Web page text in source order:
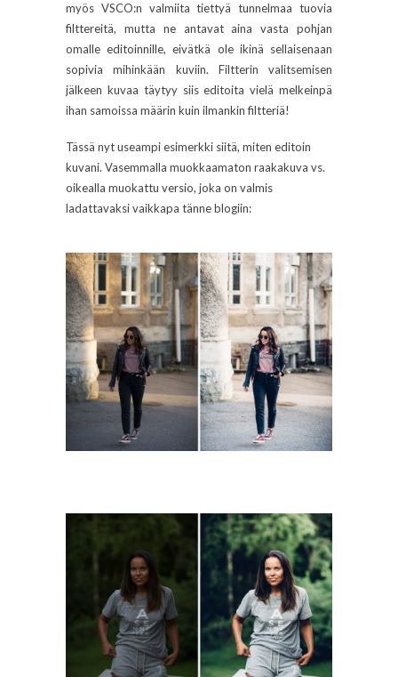
myös VSCO:n valmiita tiettyä tunnelmaa tuovia
filttereitä, mutta ne antavat aina vasta pohjan
omalle editoinnille, eivätkä ole ikinä sellaisenaan
sopivia mihinkään kuviin. Filtterin valitsemisen
jälkeen kuvaa täytyy siis editoita vielä melkeinpä
ihan samoissa määrin kuin ilmankin filtteriä!
Tässä nyt useampi esimerkki siitä, miten editoin
kuvani. Vasemmalla muokkaamaton raakakuva vs.
oikealla muokattu versio, joka on valmis
ladattavaksi vaikkapa tänne blogiin: